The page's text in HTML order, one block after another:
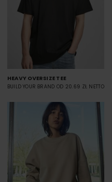
HEAVY OVERSIZE TEE
BUILD YOUR BRAND OD 20.69 ZŁ NETTO